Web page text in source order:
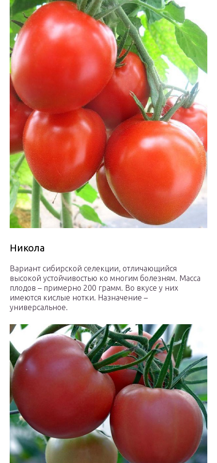
Никола
Вариант сибирской селекции, отличающийся
высокой устойчивостью ко многим болезням. Масса
плодов – примерно 200 грамм. Во вкусе у них
имеются кислые нотки. Назначение –
универсальное.